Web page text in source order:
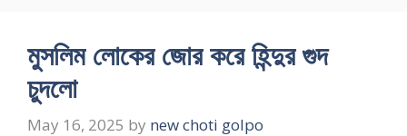
মুসলিম লোকের জোর করে হিন্দুর গুদ
চুদলো
May 16, 2025 by new choti golpo